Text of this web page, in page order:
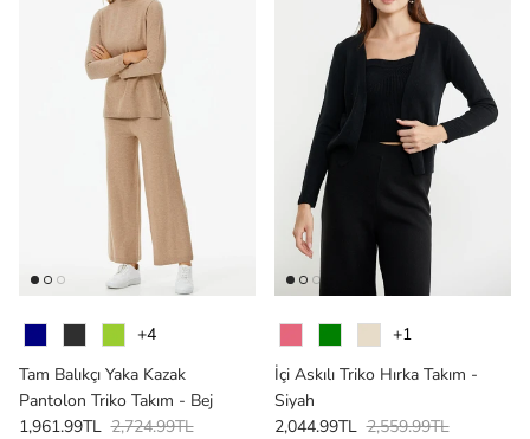
Renk
+4
Tam Balıkçı Yaka Kazak
Pantolon Triko Takım - Bej
1,961.99TL 2,724.99TL
Renk
+1
İçi Askılı Triko Hırka Takım -
Siyah
2,044.99TL 2,559.99TL